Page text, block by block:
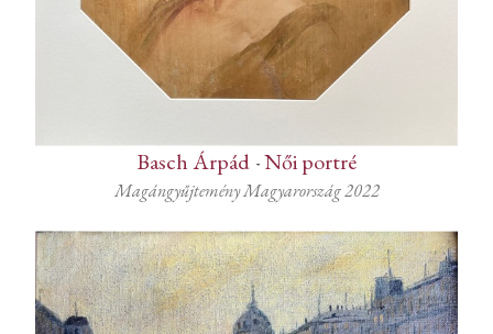
Basch Árpád -Női portré
Magángyűjtemény Magyarország 2022